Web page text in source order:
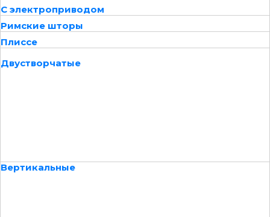
С электроприводом
Римские шторы
Плиссе
Двустворчатые
Вертикальные